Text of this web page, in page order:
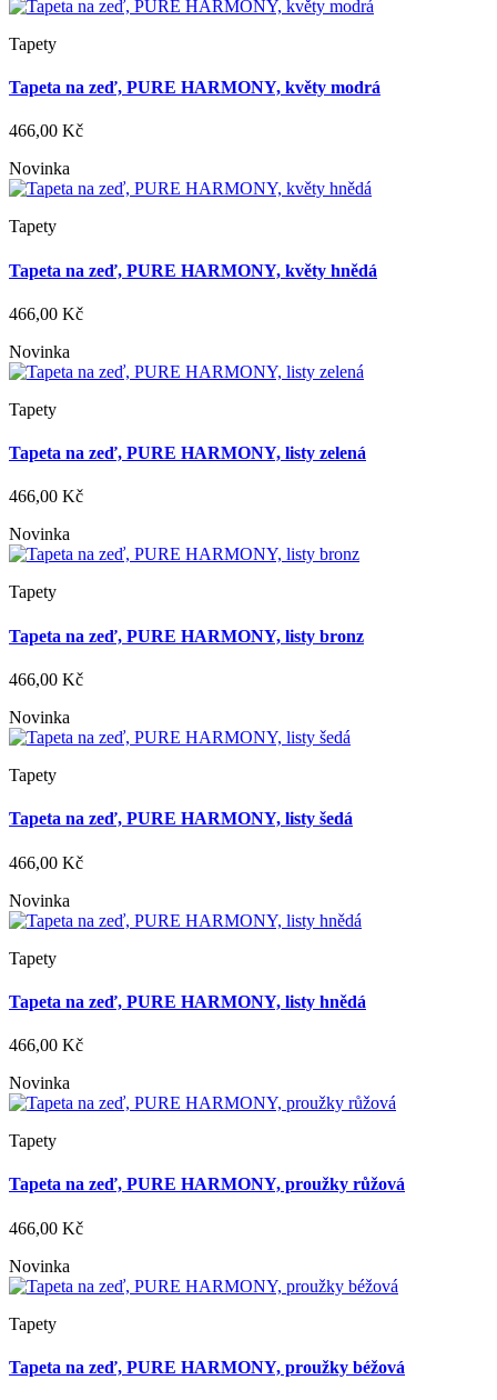
Tapety
Tapeta na zeď, PURE HARMONY, květy modrá
466,00 Kč
Novinka
Tapety
Tapeta na zeď, PURE HARMONY, květy hnědá
466,00 Kč
Novinka
Tapety
Tapeta na zeď, PURE HARMONY, listy zelená
466,00 Kč
Novinka
Tapety
Tapeta na zeď, PURE HARMONY, listy bronz
466,00 Kč
Novinka
Tapety
Tapeta na zeď, PURE HARMONY, listy šedá
466,00 Kč
Novinka
Tapety
Tapeta na zeď, PURE HARMONY, listy hnědá
466,00 Kč
Novinka
Tapety
Tapeta na zeď, PURE HARMONY, proužky růžová
466,00 Kč
Novinka
Tapety
Tapeta na zeď, PURE HARMONY, proužky béžová